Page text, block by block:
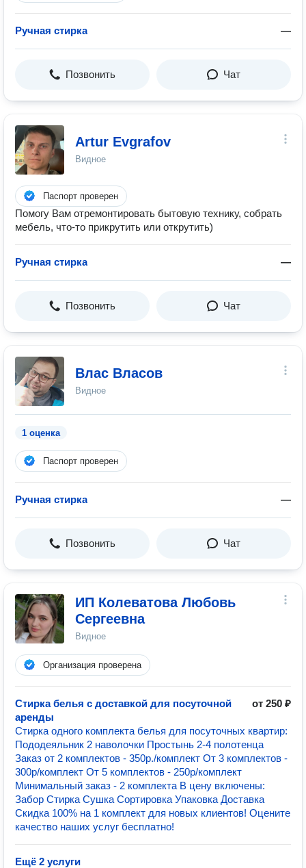
Ручная стирка —
Позвонить Чат
Artur Evgrafov
Видное
Паспорт проверен
Помогу Вам отремонтировать бытовую технику, собрать
мебель, что-то прикрутить или открутить)
Ручная стирка —
Позвонить Чат
Влас Власов
Видное
1 оценка
Паспорт проверен
Ручная стирка —
Позвонить Чат
ИП Колеватова Любовь
Сергеевна
Видное
Организация проверена
Cтирка белья с доставкой для посуточной
аренды
от 250 ₽
Стирка одного комплекта белья для посуточных квартир:
Пододеяльник 2 наволочки Простынь 2-4 полотенца
Заказ от 2 комплектов - 350р./комплект От 3 комплектов -
300р/комплект От 5 комплектов - 250р/комплект
Минимальный заказ - 2 комплекта В цену включены:
Забор Стирка Сушка Сортировка Упаковка Доставка
Скидка 100% на 1 комплект для новых клиентов! Оцените
качество наших услуг бесплатно!
Ещё 2 услуги